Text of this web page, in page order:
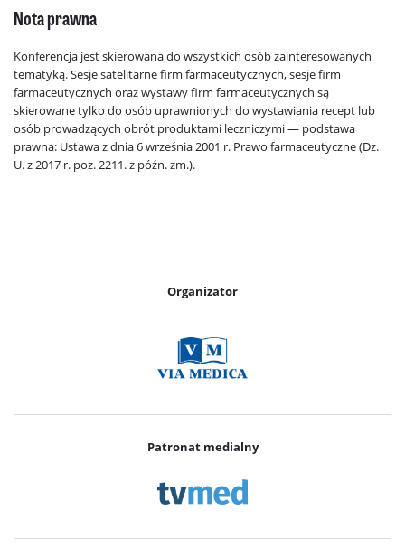
Nota prawna
Konferencja jest skierowana do wszystkich osób zainteresowanych
tematyką. Sesje satelitarne firm farmaceutycznych, sesje firm
farmaceutycznych oraz wystawy firm farmaceutycznych są
skierowane tylko do osób uprawnionych do wystawiania recept lub
osób prowadzących obrót produktami leczniczymi — podstawa
prawna: Ustawa z dnia 6 września 2001 r. Prawo farmaceutyczne (Dz.
U. z 2017 r. poz. 2211. z późn. zm.).
Organizator
Patronat medialny